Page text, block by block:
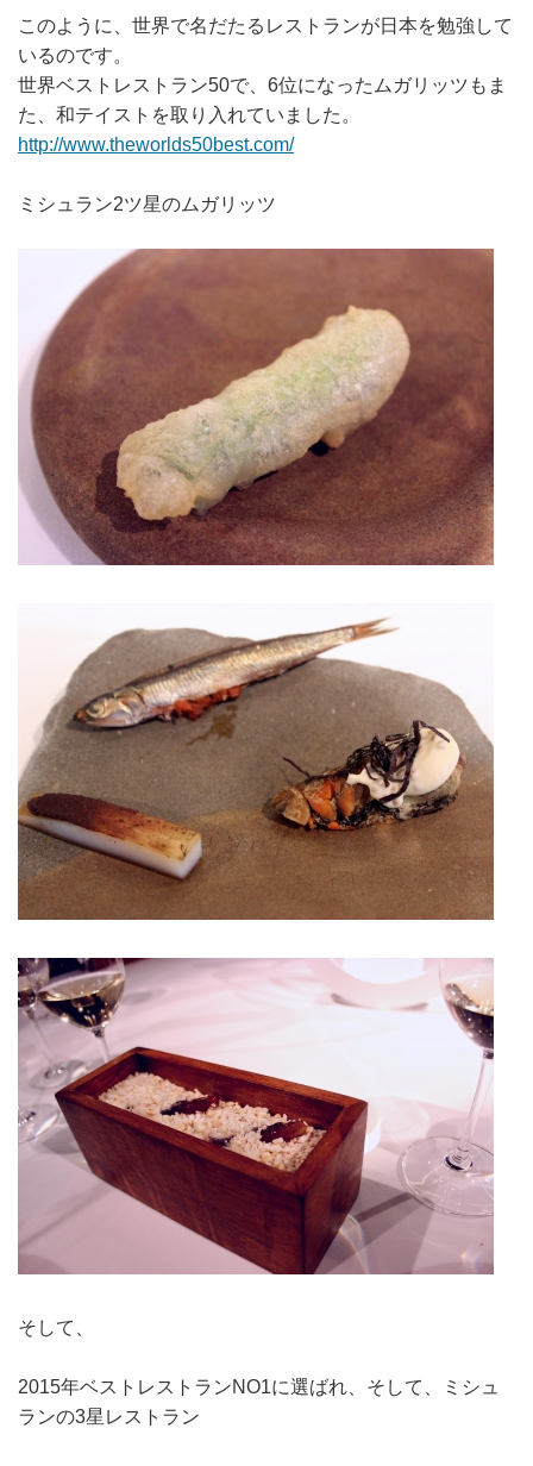
このように、世界で名だたるレストランが日本を勉強して
いるのです。
世界ベストレストラン50で、6位になったムガリッツもま
た、和テイストを取り入れていました。
http://www.theworlds50best.com/
ミシュラン2ツ星のムガリッツ
そして、
2015年ベストレストランNO1に選ばれ、そして、ミシュ
ランの3星レストラン